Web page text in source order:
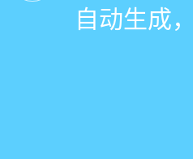
有效提升
自动生成
计、汇总
零距离，